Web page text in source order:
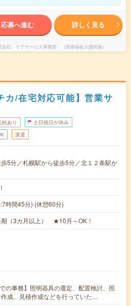
応募へ進む 詳しく見る
会社 ケアサービス事業部 （医療福祉介護関連）
カ/在宅対応可能】営業サ
給あり 土日祝日が休み
派遣
5分／札幌駅から徒歩5分／北１２条駅か
時間45分) (休憩60分)
（3カ月以上） ★10月～OK！
の事務】照明器具の選定、配置検討、照
成、見積作成などを行っていた…